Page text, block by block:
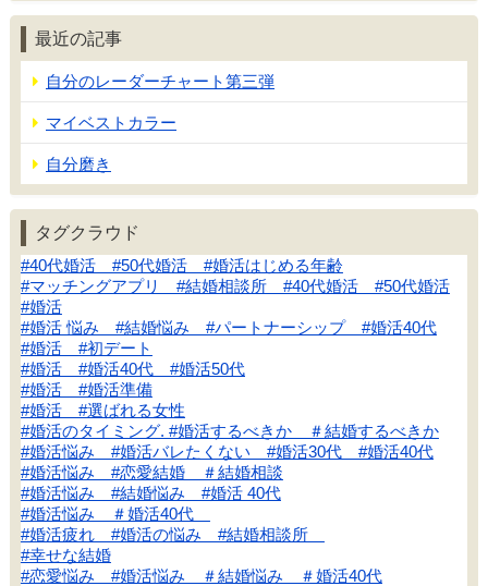
最近の記事
自分のレーダーチャート第三弾
マイベストカラー
自分磨き
タグクラウド
#40代婚活 #50代婚活 #婚活はじめる年齢
#マッチングアプリ #結婚相談所 #40代婚活 #50代婚活
#婚活
#婚活 悩み #結婚悩み #パートナーシップ #婚活40代
#婚活 #初デート
#婚活 #婚活40代 #婚活50代
#婚活 #婚活準備
#婚活 #選ばれる女性
#婚活のタイミング. #婚活するべきか ＃結婚するべきか
#婚活悩み #婚活バレたくない #婚活30代 #婚活40代
#婚活悩み #恋愛結婚 ＃結婚相談
#婚活悩み #結婚悩み #婚活 40代
#婚活悩み ＃婚活40代
#婚活疲れ #婚活の悩み #結婚相談所
#幸せな結婚
#恋愛悩み #婚活悩み ＃結婚悩み ＃婚活40代